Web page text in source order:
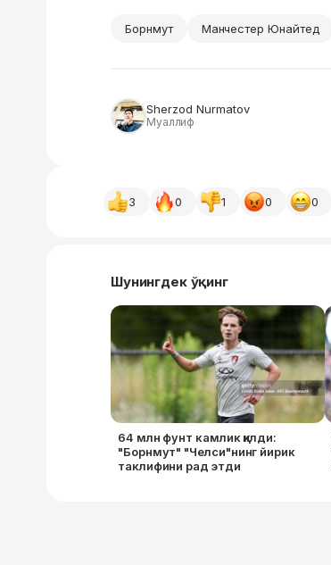
Борнмут Манчестер Юнайтед
Sherzod Nurmatov
Муаллиф
3 0 1 0 0
Шунингдек ўқинг
64 млн фунт камлик қилди:
"Борнмут" "Челси"нинг йирик
таклифини рад этди